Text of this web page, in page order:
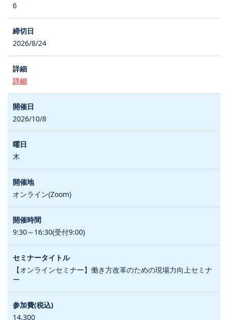
6
2026/8/24
詳細
2026/10/8
木
オンライン(Zoom)
9:30～16:30(受付9:00)
【オンラインセミナー】働き方改革のための現場力向上セミナ
ー
14,300